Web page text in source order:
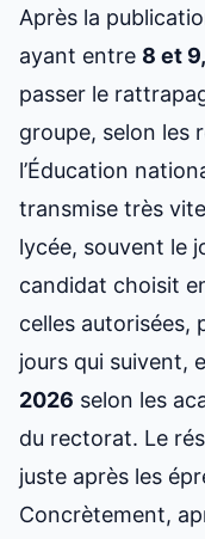
Après la
ayant entre 8 et
passer le
groupe, selon les
l’Éducation
transmise très
lycée, souvent le
candidat choisit
celles autorisées,
jours qui suivent,
2026 selon les
du rectorat. Le
juste après les
Concrètement,